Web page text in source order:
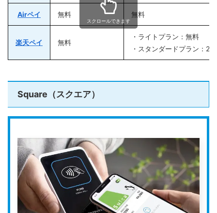
Airペイ 無料 無料
楽天ペイ 無料
・ライトプラン：無料
・スタンダードプラン：
スクロールできます
Square（スクエア）